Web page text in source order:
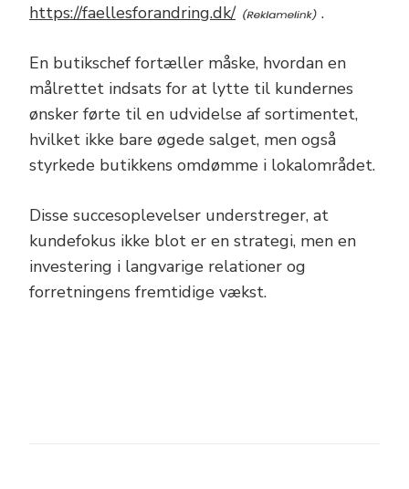
https://faellesforandring.dk/
.
En butikschef fortæller måske, hvordan en
målrettet indsats for at lytte til kundernes
ønsker førte til en udvidelse af sortimentet,
hvilket ikke bare øgede salget, men også
styrkede butikkens omdømme i lokalområdet.
Disse succesoplevelser understreger, at
kundefokus ikke blot er en strategi, men en
investering i langvarige relationer og
forretningens fremtidige vækst.